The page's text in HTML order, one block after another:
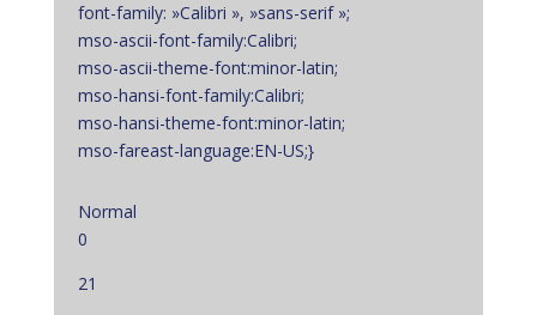
font-family: »Calibri », »sans-serif »;
mso-ascii-font-family:Calibri;
mso-ascii-theme-font:minor-latin;
mso-hansi-font-family:Calibri;
mso-hansi-theme-font:minor-latin;
mso-fareast-language:EN-US;}
Normal
0
21